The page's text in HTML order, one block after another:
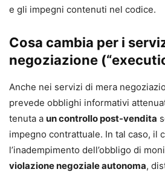
e gli impegni contenuti nel codice.
Cosa cambia per i
negoziazione
Anche nei servizi di mera
prevede obblighi informativi
tenuta a un controllo post-vendita
impegno contrattuale. In tal caso, il
l’inadempimento dell’obbligo di
violazione negoziale autonoma,